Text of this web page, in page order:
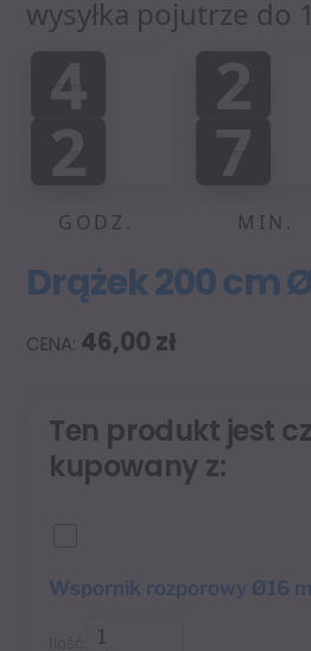
wysyłka pojutrze do
4
0
4
2
0
2
2
0
2
7
8
7
GODZ. MIN.
Drążek 200 cm
46,00 zł
Ten produkt jest
kupowany z:
Wspornik rozporowy Ø16